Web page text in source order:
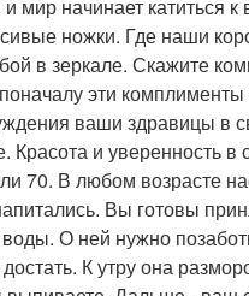
мир начинает катиться
ножки. Где наши
в зеркале. Скажите
эти комплименты
ваши здравицы в
и уверенность в
70. В любом возрасте
Вы готовы
О ней нужно
К утру она